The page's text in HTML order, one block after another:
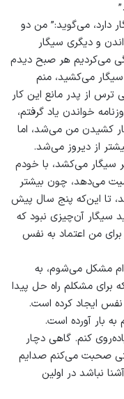
دارد، می‌گوید:” من دو
و دیگری سیگار
می‌کردیم هر صبح دیدم
می‌کشید، منم
از پدر مانع این کار
خواندن یاد گرفتم،
کشیدن من می‌شد، اما
از دیروز می‌شد.
سیگار می‌کشد، با خودم
می‌دهد، چون بیشتر
تا این‌که پنج سال پیش
سیگار آن‌چیزی نبود که
من اعتماد به نفس
مشکل می‌شوم، به
مشکلم راه حل پیدا
نفس ایجاد کرده است.
به بار آورده است.
کنم. گاهی دچار
صحبت می‌کنم صدایم
نباشد در اولین